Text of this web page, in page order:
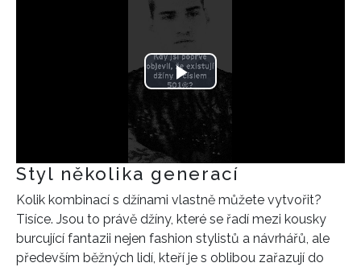
Play
Video
Styl několika generací
Kolik kombinací s džínami vlastně můžete vytvořit?
Tisíce. Jsou to právě džíny, které se řadí mezi kousky
burcující fantazii nejen fashion stylistů a návrhářů, ale
především běžných lidí, kteří je s oblibou zařazují do